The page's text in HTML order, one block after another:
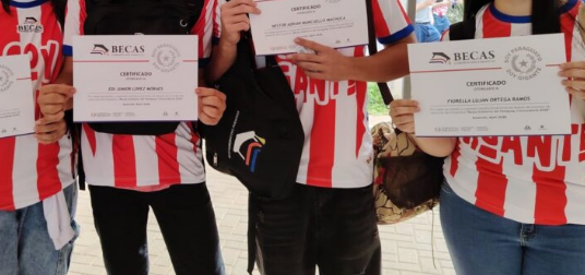
estas décadas, ambos países demostraron una relación que
oportunidades concretas para sus ciudadanos y las becas
ejemplos de este compromiso.
cuyo impacto trasciende generaciones, invierte en las
representa esta apuesta, con oportunidad para formar
y preparar profesionales que con nuevos
contribuirán al desarrollo de Paraguay», dijo.
en representación del Ministerio de Educación y Ciencias,